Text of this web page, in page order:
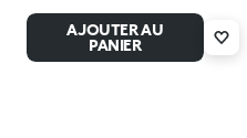
AJOUTER AU
PANIER